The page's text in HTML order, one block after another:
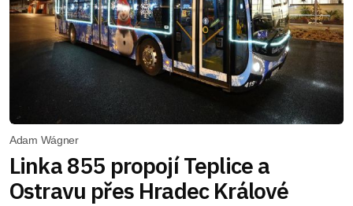
Adam Wágner
Linka 855 propojí Teplice a
Ostravu přes Hradec Králové